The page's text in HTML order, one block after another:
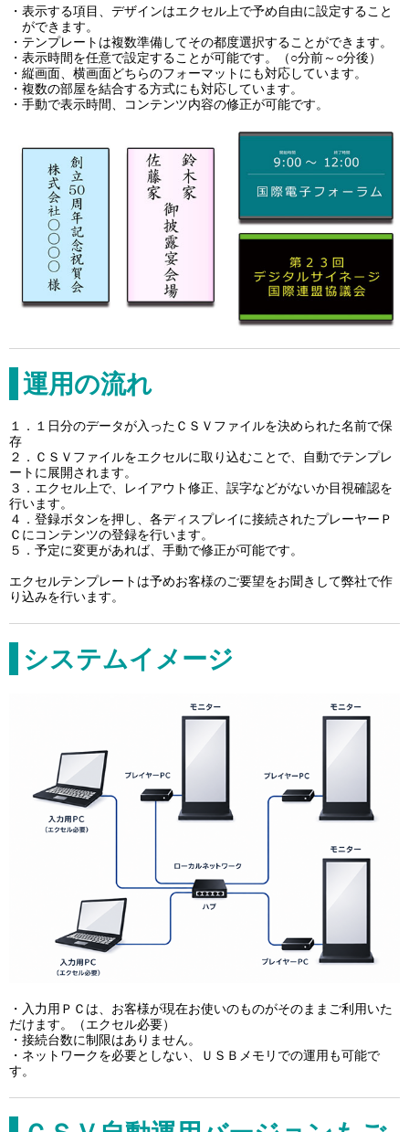
表示する項目、デザインはエクセル上で予め自由に設定すること
ができます。
テンプレートは複数準備してその都度選択することができます。
表示時間を任意で設定することが可能です。（○分前～○分後）
縦画面、横画面どちらのフォーマットにも対応しています。
複数の部屋を結合する方式にも対応しています。
手動で表示時間、コンテンツ内容の修正が可能です。
運用の流れ
１．１日分のデータが入ったＣＳＶファイルを決められた名前で保
存
２．ＣＳＶファイルをエクセルに取り込むことで、自動でテンプレ
ートに展開されます。
３．エクセル上で、レイアウト修正、誤字などがないか目視確認を
行います。
４．登録ボタンを押し、各ディスプレイに接続されたプレーヤーＰ
Ｃにコンテンツの登録を行います。
５．予定に変更があれば、手動で修正が可能です。
エクセルテンプレートは予めお客様のご要望をお聞きして弊社で作
り込みを行います。
システムイメージ
・入力用ＰＣは、お客様が現在お使いのものがそのままご利用いた
だけます。（エクセル必要）
・接続台数に制限はありません。
・ネットワークを必要としない、ＵＳＢメモリでの運用も可能で
す。